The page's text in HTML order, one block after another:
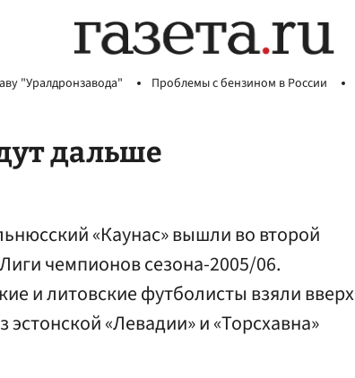
"Уралдронзавода" Проблемы с бензином в России
дальше
«Каунас» вышли во второй
чемпионов сезона-2005/06.
и литовские футболисты взяли вверх
«Левадии» и «Торсхавна»